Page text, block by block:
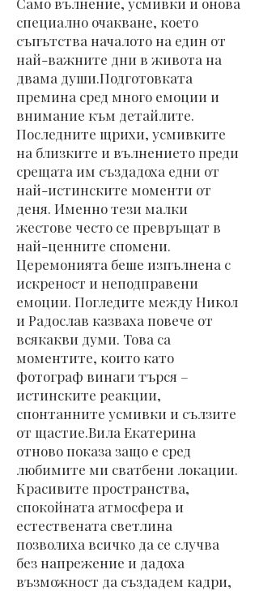
специално очакване, което
съпътства началото на един от
най-важните дни в живота на
двама души.Подготовката
премина сред много емоции и
внимание към детайлите.
Последните щрихи, усмивките
на близките и вълнението преди
срещата им създадоха едни от
най-истинските моменти от
деня. Именно тези малки
жестове често се превръщат в
най-ценните спомени.
Церемонията беше изпълнена с
искреност и неподправени
емоции. Погледите между Никол
и Радослав казваха повече от
всякакви думи. Това са
моментите, които като
фотограф винаги търся –
истинските реакции,
спонтанните усмивки и сълзите
от щастие.Вила Екатерина
отново показа защо е сред
любимите ми сватбени локации.
Красивите пространства,
спокойната атмосфера и
естествената светлина
позволиха всичко да се случва
без напрежение и дадоха
възможност да създадем кадри,